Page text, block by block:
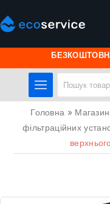
Головна » Магазин
фільтраційних